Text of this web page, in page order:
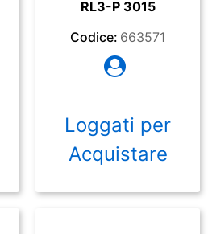
RL3-P 3015
Codice: 663571
Loggati per
Acquistare